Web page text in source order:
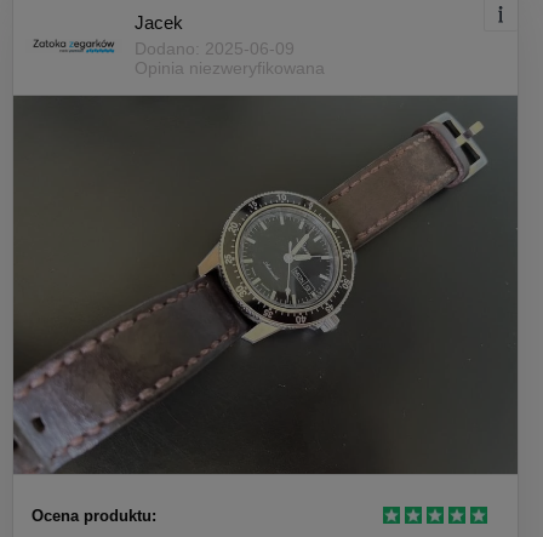
Jacek
Dodano: 2025-06-09
Opinia niezweryfikowana
Ocena produktu: